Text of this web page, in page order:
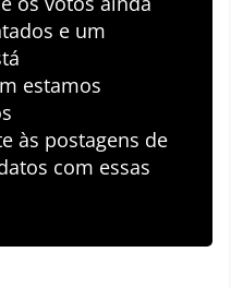
e um
estamos
às postagens de
com essas